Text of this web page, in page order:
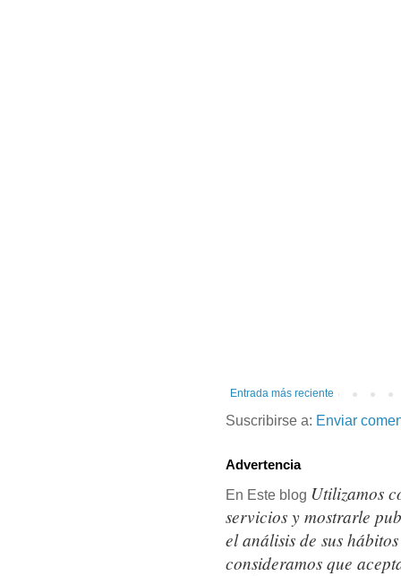
Entrada más reciente
Suscribirse a: Enviar
Advertencia
En Este blog Utilizamos
servicios y mostrarle
el análisis de sus
consideramos que